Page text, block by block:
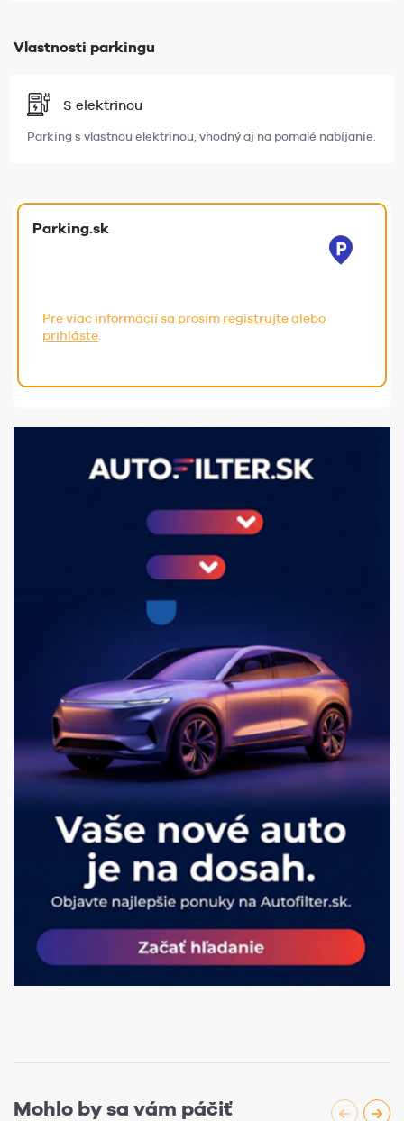
Vlastnosti parkingu
S elektrinou
Parking s vlastnou elektrinou, vhodný aj na pomalé nabíjanie.
Parking.sk
Pre viac informácií sa prosím registrujtealebo
prihláste
Mohlo by sa vám páčiť